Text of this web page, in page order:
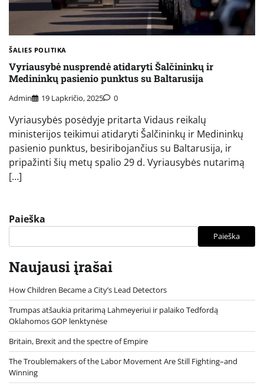
ŠALIES POLITIKA
Vyriausybė nusprendė atidaryti Šalčininkų ir
Medininkų pasienio punktus su Baltarusija
Admin 19 Lapkričio, 2025 0
Vyriausybės posėdyje pritarta Vidaus reikalų
ministerijos teikimui atidaryti Šalčininkų ir Medininkų
pasienio punktus, besiribojančius su Baltarusija, ir
pripažinti šių metų spalio 29 d. Vyriausybės nutarimą
[…]
Paieška
Paieška
Naujausi įrašai
How Children Became a City’s Lead Detectors
Trumpas atšaukia pritarimą Lahmeyeriui ir palaiko Tedfordą
Oklahomos GOP lenktynėse
Britain, Brexit and the spectre of Empire
The Troublemakers of the Labor Movement Are Still Fighting–and
Winning